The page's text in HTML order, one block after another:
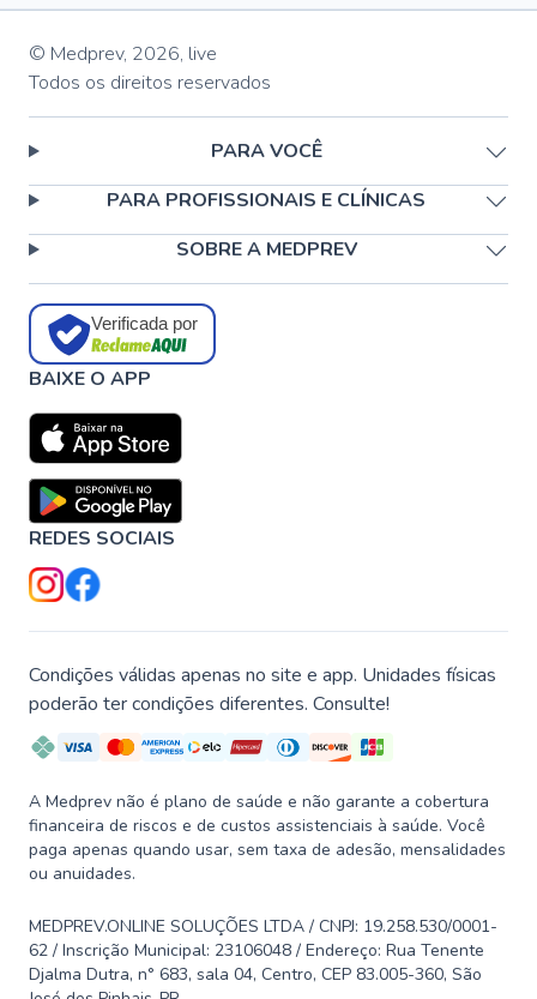
© Medprev, 2026, live
Todos os direitos reservados
PARA VOCÊ
PARA PROFISSIONAIS E CLÍNICAS
SOBRE A MEDPREV
Verificada por
BAIXE O APP
REDES SOCIAIS
Condições válidas apenas no site e app. Unidades físicas
poderão ter condições diferentes. Consulte!
A Medprev não é plano de saúde e não garante a cobertura
financeira de riscos e de custos assistenciais à saúde. Você
paga apenas quando usar, sem taxa de adesão, mensalidades
ou anuidades.
MEDPREV.ONLINE SOLUÇÕES LTDA / CNPJ: 19.258.530/0001-
62 / Inscrição Municipal: 23106048 / Endereço: Rua Tenente
Djalma Dutra, n° 683, sala 04, Centro, CEP 83.005-360, São